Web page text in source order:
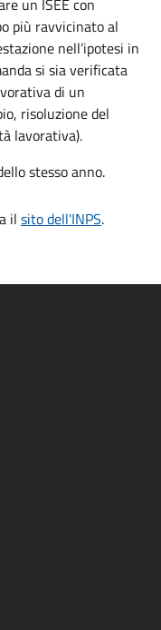
un ISEE con
più ravvicinato al
nell’ipotesi in
si sia verificata
di un
risoluzione del
lavorativa).
stesso anno.
il sito dell'INPS.